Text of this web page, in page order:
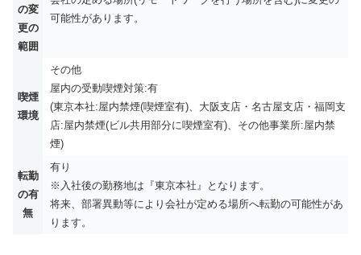
の変
更の
範囲
可能性があります。
喫煙
環境
その他
屋内の受動喫煙対策:有
(東京本社:屋内禁煙(喫煙室有)、大阪支店・名古屋支店・福岡支
店:屋内禁煙(ビル共用部分に喫煙室有)、その他事業所:屋内禁
煙)
転勤
の有
無
有り
※入社後の勤務地は『東京本社』となります。
将来、部署異動等により会社が定める場所へ転勤の可能性があ
ります。